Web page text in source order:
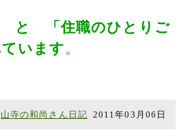
と 「住職のひとりご
います。
山寺の和尚さん日記 2011年03月06日